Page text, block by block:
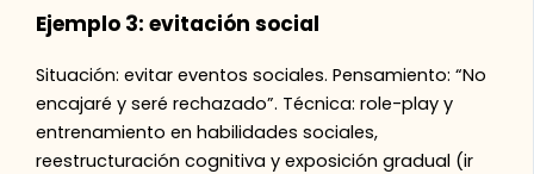
Ejemplo 3: evitación social
Situación: evitar eventos sociales. Pensamiento: “No
encajaré y seré rechazado”. Técnica: role-play y
entrenamiento en habilidades sociales,
reestructuración cognitiva y exposición gradual (ir